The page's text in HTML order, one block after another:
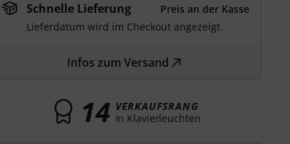
Schnelle Lieferung
Preis an der Kasse
Lieferdatum wird im Checkout angezeigt.
Infos zum Versand
14 VERKAUFSRANG
in Klavierleuchten